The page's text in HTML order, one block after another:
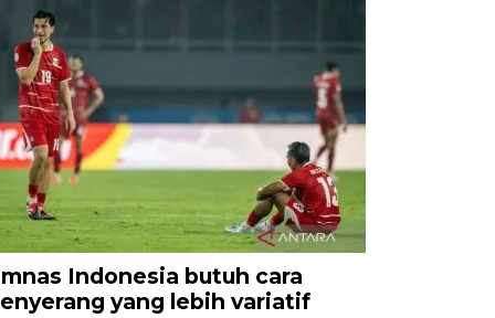
Indonesia butuh cara
yang lebih variatif